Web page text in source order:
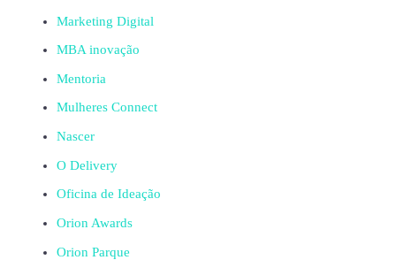
Marketing Digital
MBA inovação
Mentoria
Mulheres Connect
Nascer
O Delivery
Oficina de Ideação
Orion Awards
Orion Parque